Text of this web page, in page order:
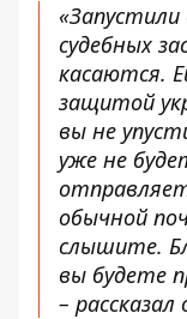
судебных
касаются.
защитой
вы не
уже не
обычной
слышите.
вы будете
– рассказал